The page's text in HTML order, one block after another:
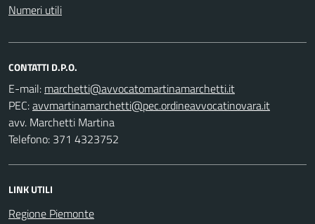
Numeri utili
CONTATTI D.P.O.
E-mail:
PEC:
avv. Marchetti Martina
Telefono: 371 4323752
LINK UTILI
Regione Piemonte